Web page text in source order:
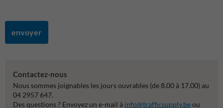
envoyer
Contactez-nous
Nous sommes joignables les jours ouvrables (de 8.00 à 17.00) au
04 2957 647.
Des questions ? Envoyez un e-mail à info@trafficsupply.beou